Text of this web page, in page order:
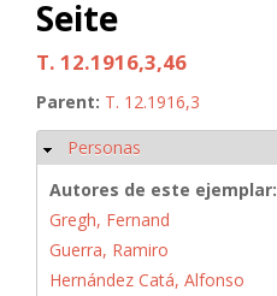
Seite
T. 12.1916,3,46
Parent: T. 12.1916,3
Ocultar
Personas
Autores de este ejemplar:
Gregh, Fernand
Guerra, Ramiro
Hernández Catá, Alfonso